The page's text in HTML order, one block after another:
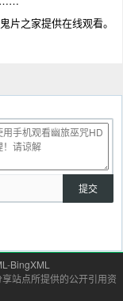
片之家提供在线观看。
-BingXML
站点所提供的公开引用资